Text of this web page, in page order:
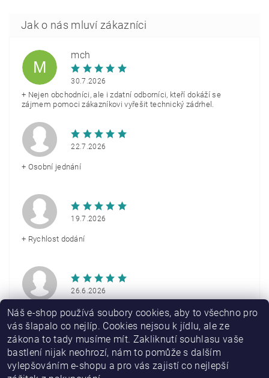
M
mch
30.7.2026
+ Nejen obchodníci, ale i zdatní odborníci, kteří dokáží se
zájmem pomoci zákazníkovi vyřešit technický zádrhel.
22.7.2026
+ Osobní jednání
19.7.2026
+ Rychlost dodání
26.6.2026
+ Rychlé doručení
Náš e-shop používá soubory cookies, aby to všechno pro
vás šlapalo co nejlíp. Cookies nejsou k jídlu, ale ze
zákona to tady musíme mít. Zakliknutí souhlasu vaše
bastlení nijak neohrozí, nám to pomůže s dalším
vylepšováním e-shopu a pro vás zajistí co nejlepší